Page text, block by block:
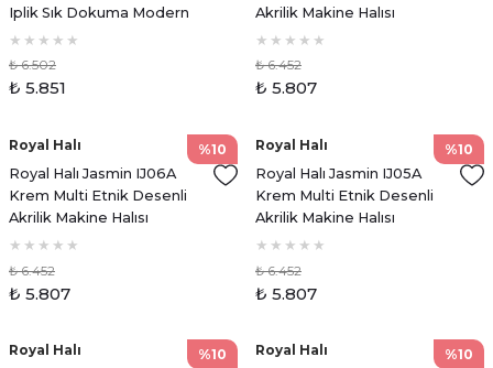
Iplik Sık Dokuma Modern
Ipek Halı
₺ 6.502
₺ 5.851
Akrilik Makine Halısı
₺ 6.452
₺ 5.807
%10
Royal Halı
Royal Halı Jasmin IJ06A
Krem Multi Etnik Desenli
Akrilik Makine Halısı
₺ 6.452
₺ 5.807
%10
Royal Halı
Royal Halı Jasmin IJ05A
Krem Multi Etnik Desenli
Akrilik Makine Halısı
₺ 6.452
₺ 5.807
%10
Royal Halı
%10
Royal Halı